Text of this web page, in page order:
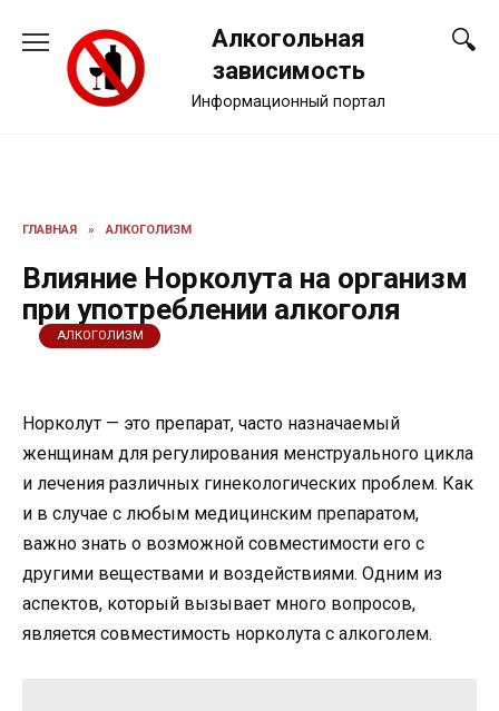
содержанию
Алкогольная
зависимость
Информационный портал
ГЛАВНАЯ » АЛКОГОЛИЗМ
Влияние Норколута на организм
при употреблении алкоголя
АЛКОГОЛИЗМ
Норколут — это препарат, часто назначаемый
женщинам для регулирования менструального цикла
и лечения различных гинекологических проблем. Как
и в случае с любым медицинским препаратом,
важно знать о возможной совместимости его с
другими веществами и воздействиями. Одним из
аспектов, который вызывает много вопросов,
является совместимость норколута с алкоголем.